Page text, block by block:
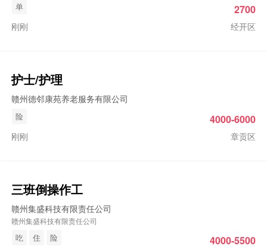
单
刚刚 经开区
2700
护士/护理
赣州德邻康苑养老服务有限公司
险
刚刚 章贡区
4000-6000
三班倒操作工
赣州集盛科技有限责任公司
赣州集盛科技有限责任公司
吃 住 险 4000-5500